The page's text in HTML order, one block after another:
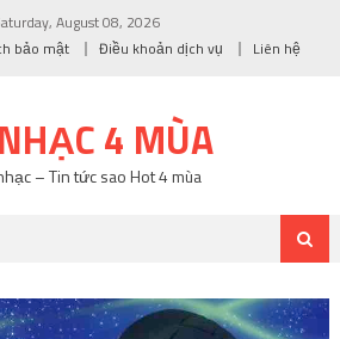
August 08, 2026
bảo mật Điều khoản dịch vụ Liên hệ
4 MÙA
– Tin tức sao Hot 4 mùa